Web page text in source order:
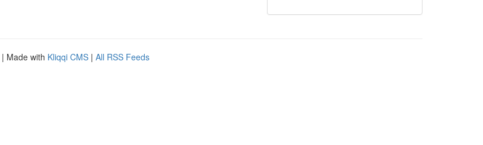
| Made with Kliqqi CMS | All RSS Feeds